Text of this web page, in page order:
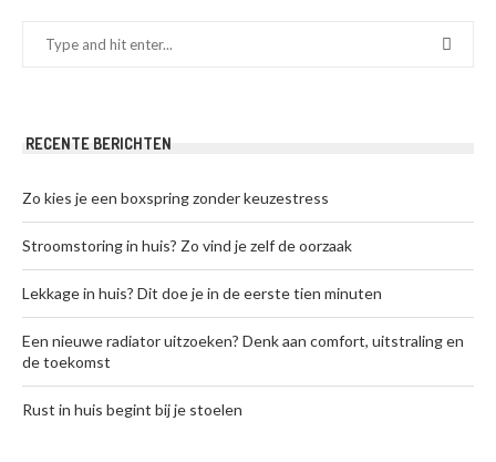
RECENTE BERICHTEN
Zo kies je een boxspring zonder keuzestress
Stroomstoring in huis? Zo vind je zelf de oorzaak
Lekkage in huis? Dit doe je in de eerste tien minuten
Een nieuwe radiator uitzoeken? Denk aan comfort, uitstraling en
de toekomst
Rust in huis begint bij je stoelen